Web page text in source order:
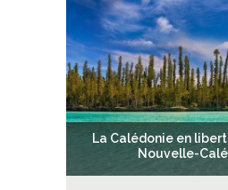
La Calédonie en
Nouvelle-